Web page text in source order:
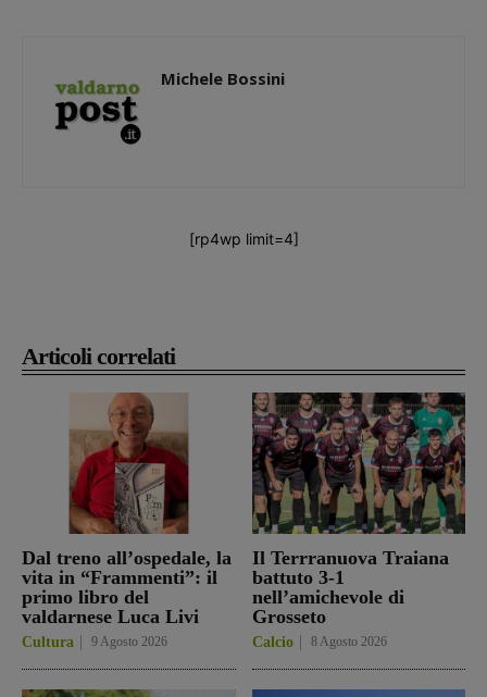
Articoli correlati
Dal treno all’ospedale, la
vita in “Frammenti”: il
primo libro del
valdarnese Luca Livi
Cultura 9 Agosto 2026
Il Terrranuova Traiana
battuto 3-1
nell’amichevole di
Grosseto
Calcio 8 Agosto 2026
Michele Bossini
[rp4wp limit=4]